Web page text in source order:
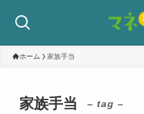
ホーム 家族手当
家族手当 – tag –